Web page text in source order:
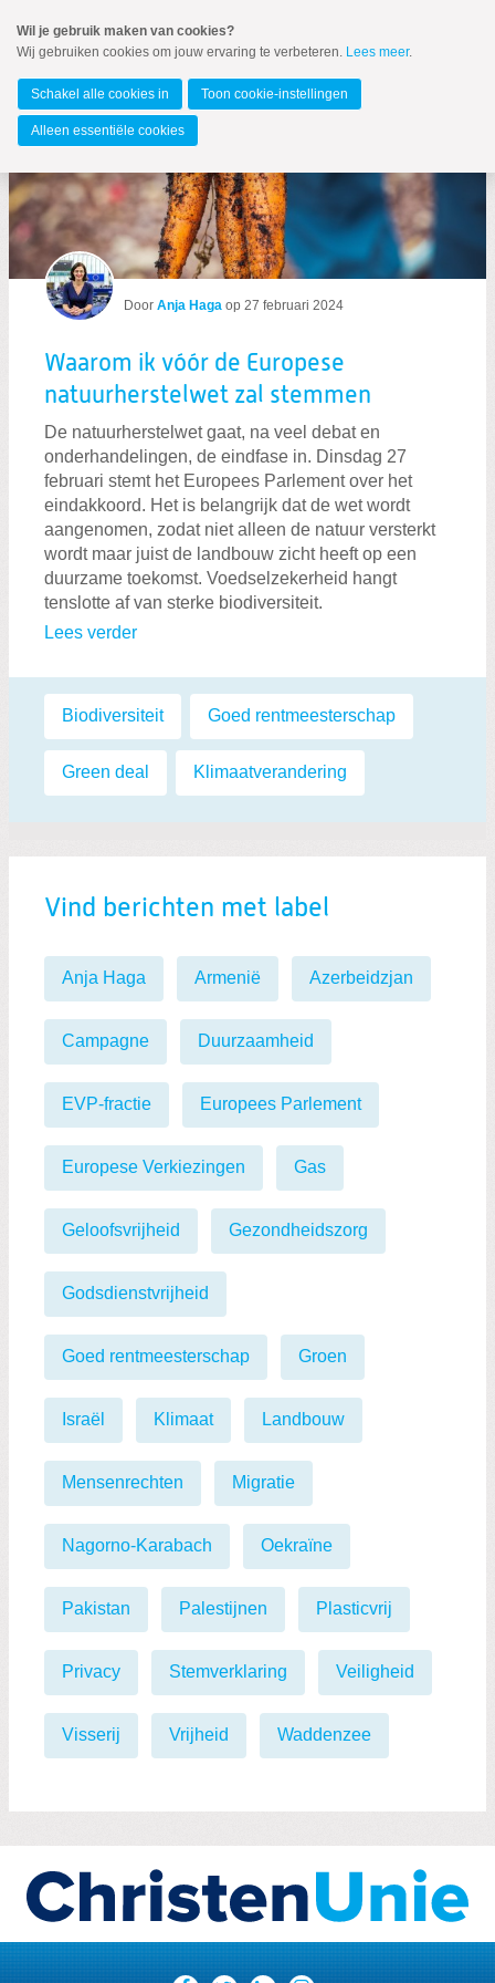
naar
Spring
de
inhoud
Spring
naar
hoofdmenu
MENU
Zoeken:
Door Anja Haga op 27 februari 2024
Waarom ik vóór de Europese
natuurherstelwet zal stemmen
De natuurherstelwet gaat, na veel debat en
onderhandelingen, de eindfase in. Dinsdag 27
februari stemt het Europees Parlement over het
eindakkoord. Het is belangrijk dat de wet wordt
aangenomen, zodat niet alleen de natuur versterkt
wordt maar juist de landbouw zicht heeft op een
duurzame toekomst. Voedselzekerheid hangt
tenslotte af van sterke biodiversiteit.
Lees verder
Labels:
Biodiversiteit Goed rentmeesterschap
Green deal Klimaatverandering
Vind berichten met label
Anja Haga Armenië Azerbeidzjan
Campagne Duurzaamheid
EVP-fractie Europees Parlement
Europese Verkiezingen Gas
Geloofsvrijheid Gezondheidszorg
Godsdienstvrijheid
Goed rentmeesterschap Groen
Israël Klimaat Landbouw
Mensenrechten Migratie
Nagorno-Karabach Oekraïne
Pakistan Palestijnen Plasticvrij
Privacy Stemverklaring Veiligheid
Visserij Vrijheid Waddenzee
Wil je gebruik maken van cookies?
Wij gebruiken cookies om jouw ervaring te verbeteren. Lees meer.
Schakel alle cookies in Toon cookie-instellingen
Alleen essentiële cookies